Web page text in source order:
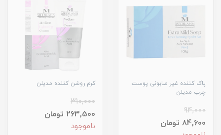
پاک کننده غیر صابونی پوست
چرب مدیلن
94,000
84,600 تومان
کرم روشن کننده مدیلن
310,000
263,500 تومان
ناموجود